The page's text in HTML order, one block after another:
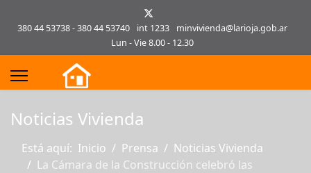
380 44 53738 - 380 44 53740 int 1233
minvivienda@larioja.gob.ar
Lun - Vie 8.00 - 12.30
Noticias Vivienda
Está aquí: Inicio Prensa
Noticias Vivienda
La Cámara de la Construcción celebró las